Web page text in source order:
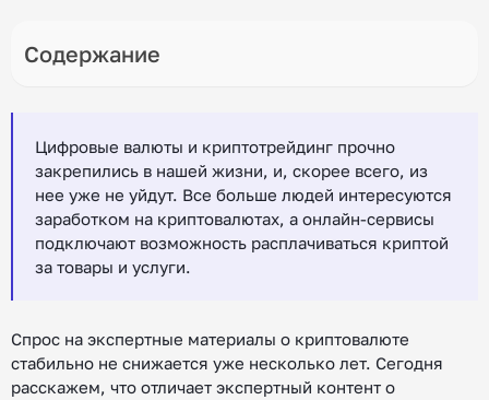
Цифровые валюты и криптотрейдинг прочно
закрепились в нашей жизни, и, скорее всего, из
нее уже не уйдут. Все больше людей интересуются
заработком на криптовалютах, а онлайн-сервисы
подключают возможность расплачиваться криптой
за товары и услуги.
Спрос на экспертные материалы о криптовалюте
стабильно не снижается уже несколько лет. Сегодня
расскажем, что отличает экспертный контент о